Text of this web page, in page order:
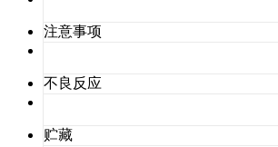
注意事项
不良反应
贮藏